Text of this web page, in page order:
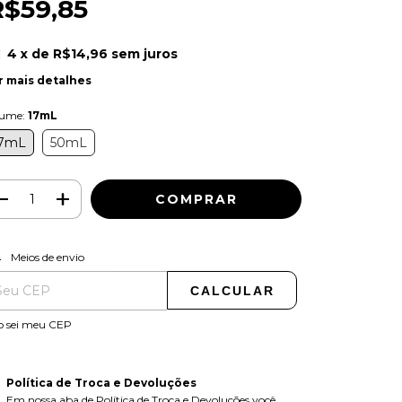
4 x de R$14,96 sem juros
mais detalhes
17mL
50mL
para o CEP:
Meios de envio
CALCULAR
sei meu CEP
Política de Troca e Devoluções